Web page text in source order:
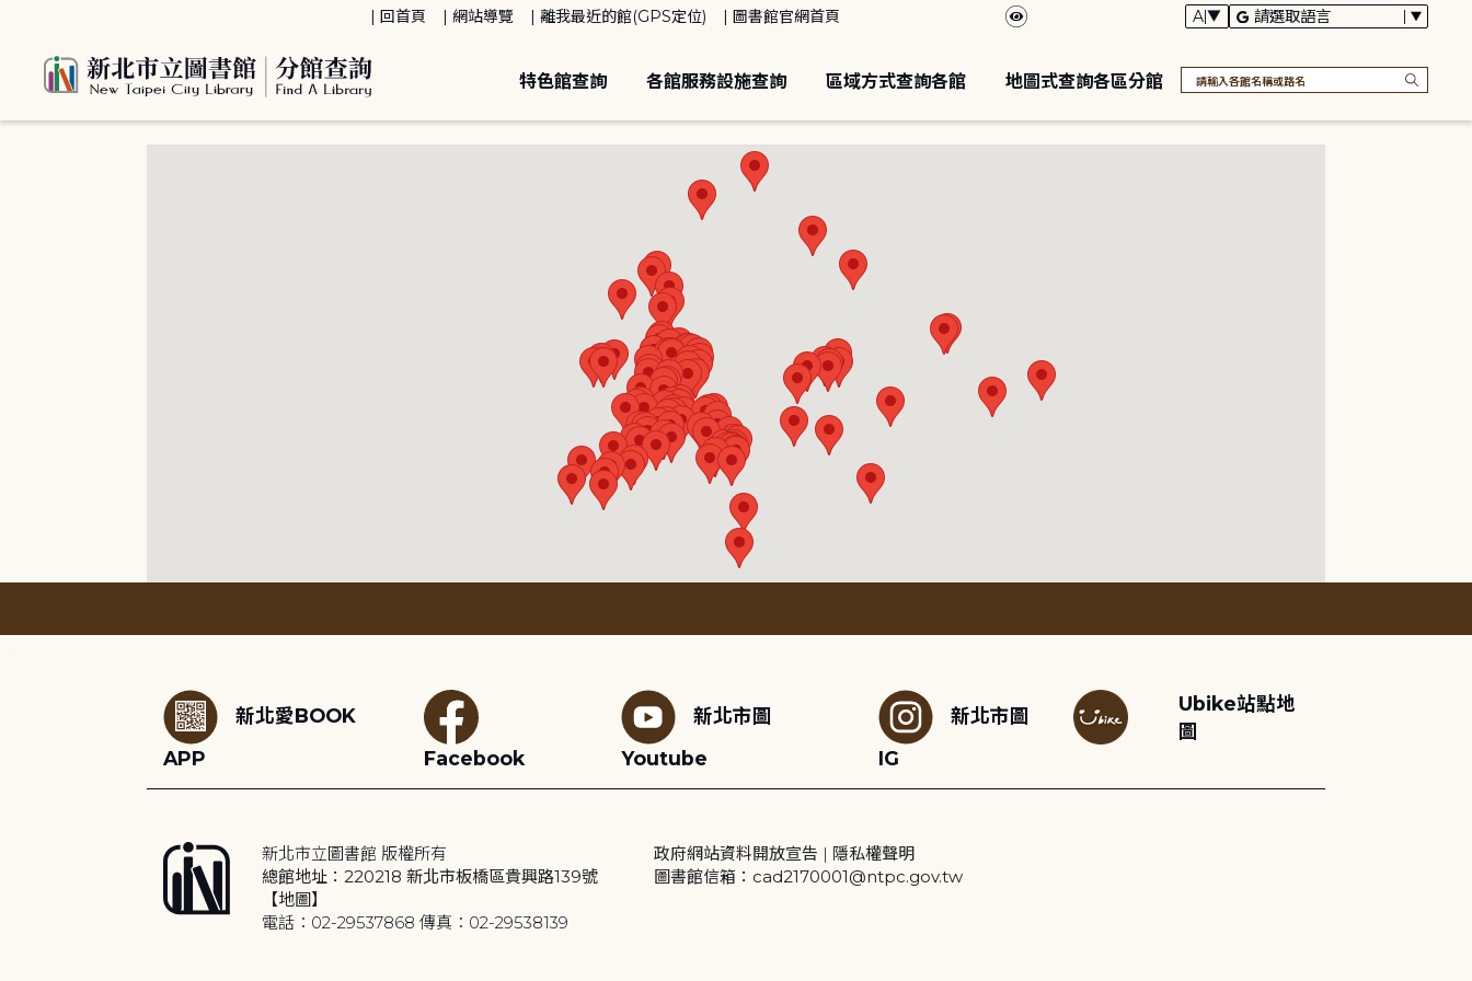
回首頁 網站導覽 離我最近的館(GPS定位) 圖書館官網首頁
特色館查詢 各館服務設施查詢 區域方式查詢各館 地圖式查詢各區分館
新北愛BOOK
APP
Facebook
新北市圖
Youtube
新北市圖
IG
Ubike站點地
圖
新北市立圖書館 版權所有
總館地址：220218 新北市板橋區貴興路139號
【地圖】
電話：02-29537868 傳真：02-29538139
政府網站資料開放宣告 | 隱私權聲明
圖書館信箱：cad2170001@ntpc.gov.tw